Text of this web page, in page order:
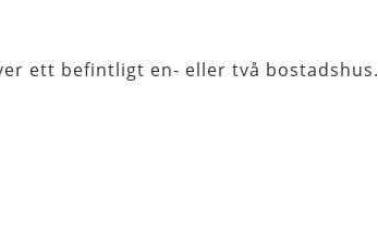
ett befintligt en- eller två bostadshus.